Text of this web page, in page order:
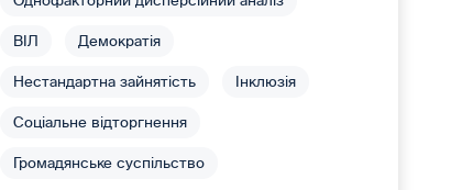
ВІЛ Демократія
Нестандартна зайнятість Інклюзія
Соціальне відторгнення
Громадянське суспільство